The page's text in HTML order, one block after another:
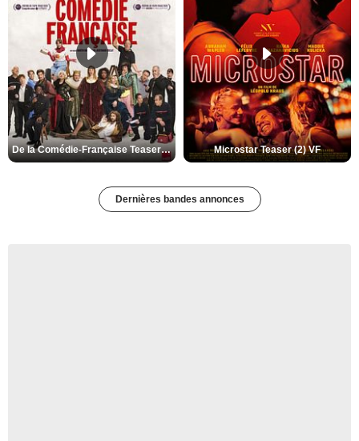
De la Comédie-Française Teaser (3) VF Microstar Teaser (2) VF
Dernières bandes annonces